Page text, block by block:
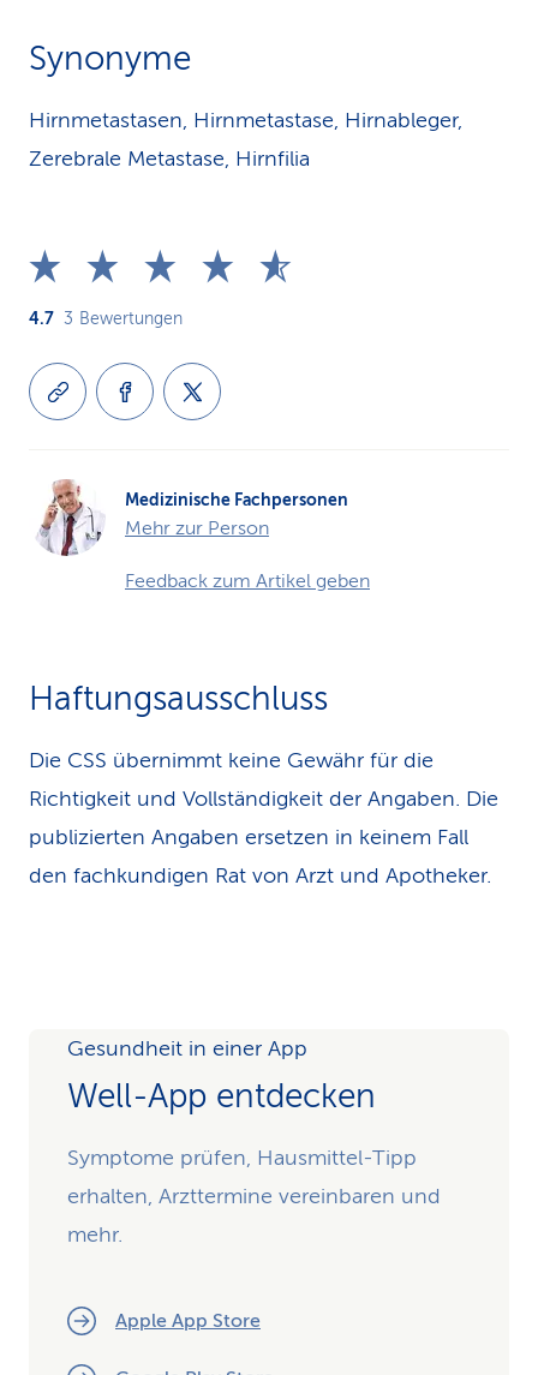
Synonyme
Hirnmetastasen, Hirnmetastase, Hirnableger,
Zerebrale Metastase, Hirnfilia
4.7 3 Bewertungen
Medizinische Fachpersonen
Mehr zur Person
Feedback zum Artikel geben
Haftungsausschluss
Die CSS übernimmt keine Gewähr für die
Richtigkeit und Vollständigkeit der Angaben. Die
publizierten Angaben ersetzen in keinem Fall
den fachkundigen Rat von Arzt und Apotheker.
Gesundheit in einer App
Well-App entdecken
Symptome prüfen, Hausmittel-Tipp
erhalten, Arzttermine vereinbaren und
mehr.
Apple App Store